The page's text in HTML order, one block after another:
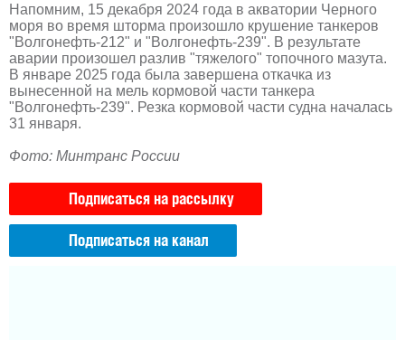
Напомним, 15 декабря 2024 года в акватории Черного
моря во время шторма произошло крушение танкеров
"Волгонефть-212" и "Волгонефть-239". В результате
аварии произошел разлив "тяжелого" топочного мазута.
В январе 2025 года была завершена откачка из
вынесенной на мель кормовой части танкера
"Волгонефть-239". Резка кормовой части судна началась
31 января.
Фото: Минтранс России
Подписаться на рассылку
Подписаться на канал